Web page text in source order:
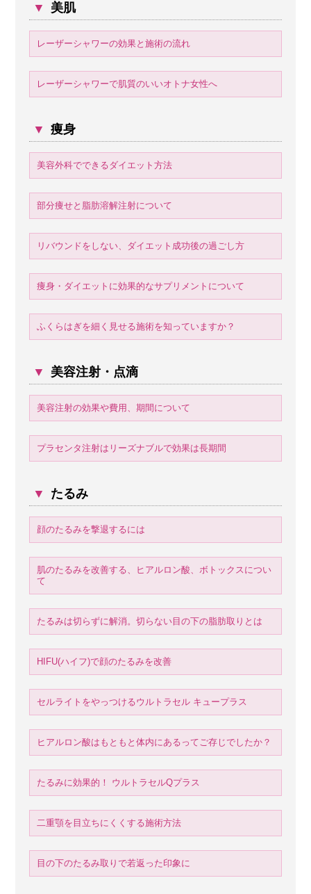
▼ 美肌
レーザーシャワーの効果と施術の流れ
レーザーシャワーで肌質のいいオトナ女性へ
▼ 痩身
美容外科でできるダイエット方法
部分痩せと脂肪溶解注射について
リバウンドをしない、ダイエット成功後の過ごし方
痩身・ダイエットに効果的なサプリメントについて
ふくらはぎを細く見せる施術を知っていますか？
▼ 美容注射・点滴
美容注射の効果や費用、期間について
プラセンタ注射はリーズナブルで効果は長期間
▼ たるみ
顔のたるみを撃退するには
肌のたるみを改善する、ヒアルロン酸、ボトックスについ
て
たるみは切らずに解消。切らない目の下の脂肪取りとは
HIFU(ハイフ)で顔のたるみを改善
セルライトをやっつけるウルトラセル キュープラス
ヒアルロン酸はもともと体内にあるってご存じでしたか？
たるみに効果的！ ウルトラセルQプラス
二重顎を目立ちにくくする施術方法
目の下のたるみ取りで若返った印象に